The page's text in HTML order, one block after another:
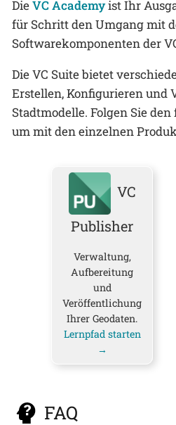
DieVC Academyist Ihr
für Schritt den Umgang mit
Softwarekomponenten der
Die VC Suite bietet
Erstellen, Konfigurieren und
Stadtmodelle. Folgen Sie
um mit den einzelnen
VC
Publisher
Verwaltung,
Aufbereitung
und
Veröffentlichung
Ihrer Geodaten.
Lernpfad starten
→
FAQ